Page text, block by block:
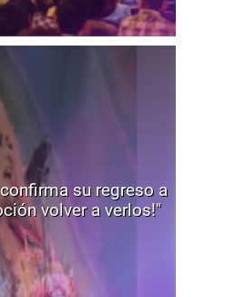
su regreso a
volver a verlos!"